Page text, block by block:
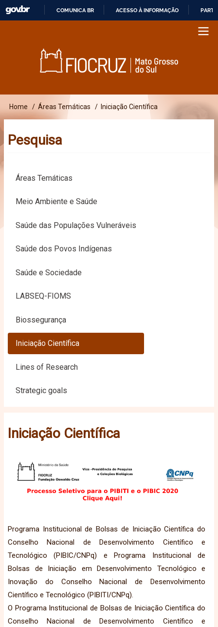
O
COMUNICA BR ACESSO À INFORMAÇÃO
Main
navigation
Trilha
de
navegação
Home Áreas Temáticas Iniciação Científica
Pesquisa
Áreas Temáticas
Meio Ambiente e Saúde
Saúde das Populações Vulneráveis
Saúde dos Povos Indígenas
Saúde e Sociedade
LABSEQ-FIOMS
Biossegurança
Iniciação Científica
Lines of Research
Strategic goals
Iniciação Científica
Programa Institucional de Bolsas de Iniciação Científica do
Conselho Nacional de Desenvolvimento Científico e
Tecnológico (PIBIC/CNPq) e Programa Institucional de
Bolsas de Iniciação em Desenvolvimento Tecnológico e
Inovação do Conselho Nacional de Desenvolvimento
Científico e Tecnológico (PIBITI/CNPq).
O Programa Institucional de Bolsas de Iniciação Científica do
Conselho Nacional de Desenvolvimento Científico e